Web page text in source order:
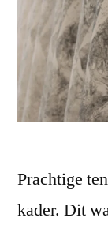
Prachtige
kader. Dit